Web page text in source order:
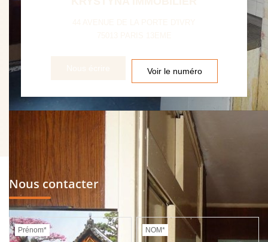
Voir le numéro
Nous contacter
Prénom* NOM*